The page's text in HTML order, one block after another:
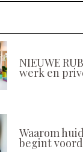
NIEUWE
werk en
Waarom
begint